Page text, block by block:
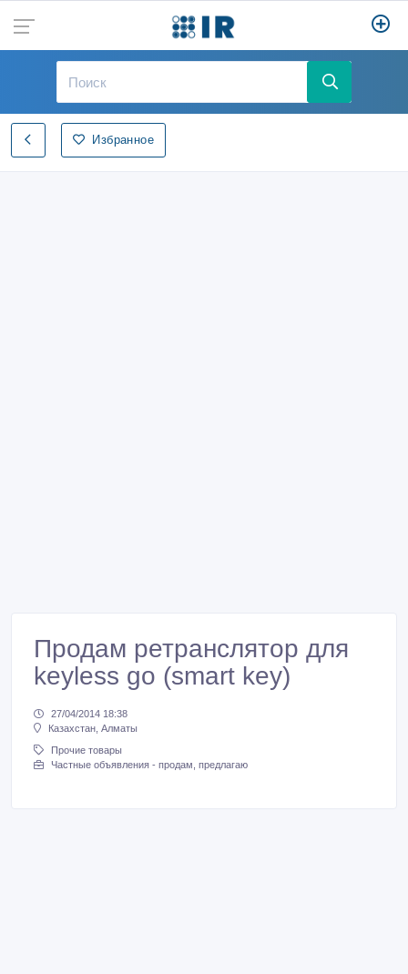
Избранное
Продам ретранслятор для
keyless go (smart key)
27/04/2014 18:38
Казахстан, Алматы
Прочие товары
Частные объявления - продам, предлагаю